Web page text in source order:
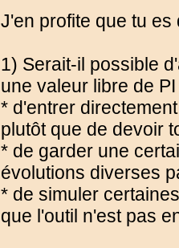
J'en profite que tu
1) Serait-il possible
une valeur libre de
* d'entrer
plutôt que de devoir
* de garder une
évolutions diverses
* de simuler
que l'outil n'est pas